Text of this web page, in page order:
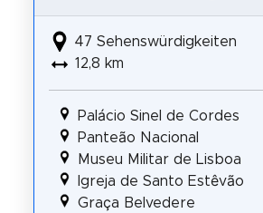
47 Sehenswürdigkeiten
12,8 km
Palácio Sinel de Cordes
Panteão Nacional
Museu Militar de Lisboa
Igreja de Santo Estêvão
Graça Belvedere